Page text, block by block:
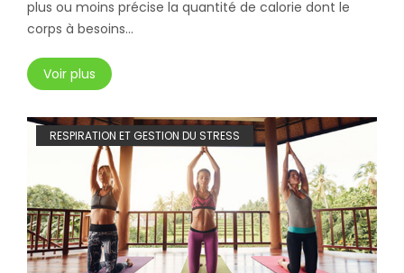
plus ou moins précise la quantité de calorie dont le
corps à besoins...
Voir plus
RESPIRATION ET GESTION DU STRESS